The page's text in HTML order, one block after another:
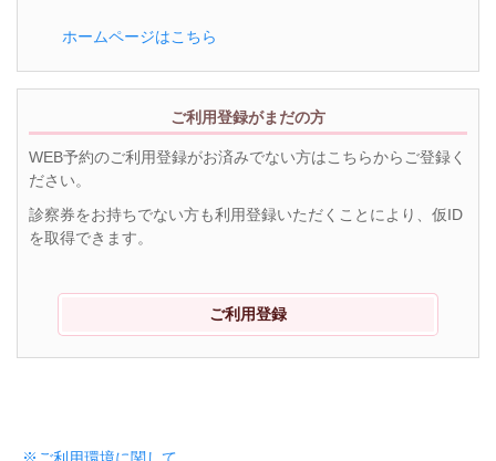
ホームページはこちら
ご利用登録がまだの方
WEB予約のご利用登録がお済みでない方はこちらからご登録く
ださい。
診察券をお持ちでない方も利用登録いただくことにより、仮ID
を取得できます。
ご利用登録